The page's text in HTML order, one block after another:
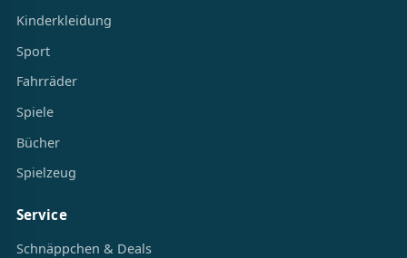
Kinderkleidung
Sport
Fahrräder
Spiele
Bücher
Spielzeug
Service
Schnäppchen & Deals